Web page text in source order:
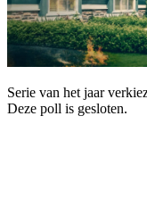
Serie van het jaar
Deze poll is gesloten.